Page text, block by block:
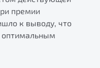
премии
к выводу, что
оптимальным